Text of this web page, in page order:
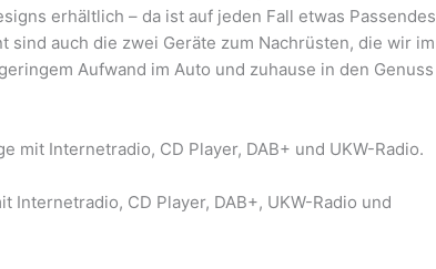
erhältlich – da ist auf jeden Fall etwas Passendes
sind auch die zwei Geräte zum Nachrüsten, die wir im
Aufwand im Auto und zuhause in den Genuss
mit Internetradio, CD Player, DAB+ und UKW-Radio.
Internetradio, CD Player, DAB+, UKW-Radio und